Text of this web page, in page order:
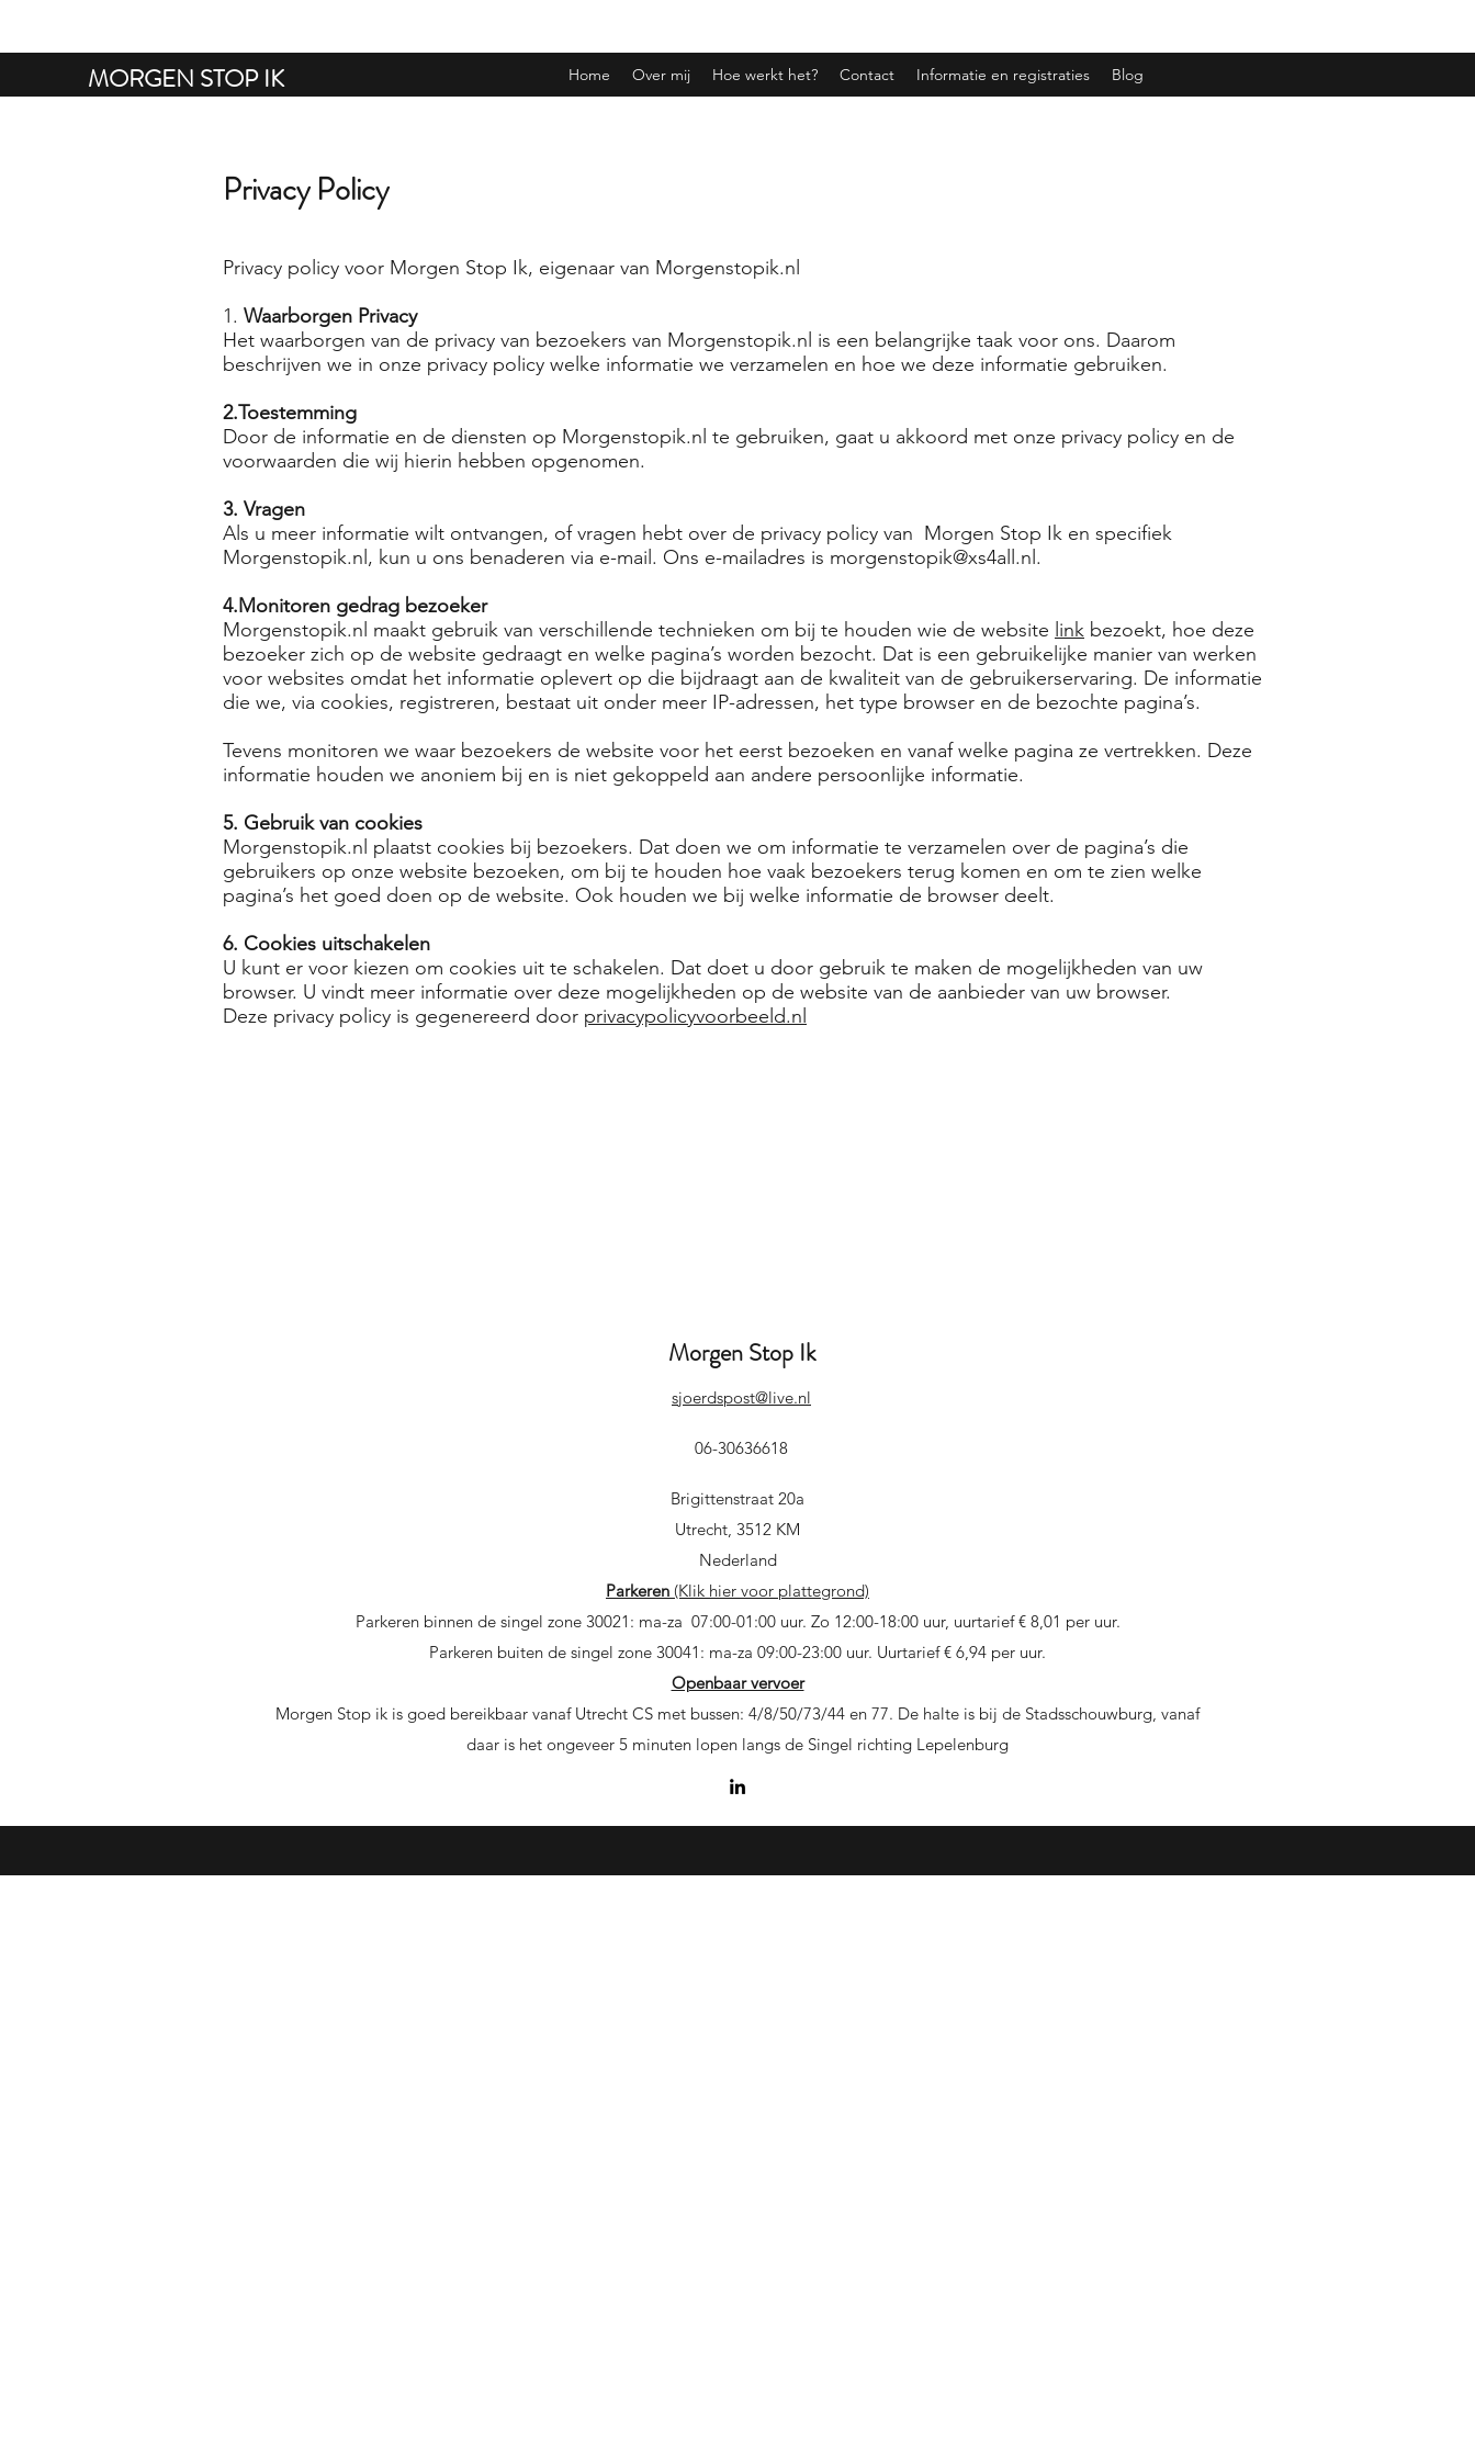
MORGEN STOP IK Home Over mij Hoe werkt het? Contact Informatie en registraties Blog
Privacy Policy
Privacy policy voor Morgen Stop Ik, eigenaar van Morgenstopik.nl
1. Waarborgen Privacy
Het waarborgen van de privacy van bezoekers van Morgenstopik.nl is een belangrijke taak voor ons. Daarom
beschrijven we in onze privacy policy welke informatie we verzamelen en hoe we deze informatie gebruiken.
2.Toestemming
Door de informatie en de diensten op Morgenstopik.nl te gebruiken, gaat u akkoord met onze privacy policy en de
voorwaarden die wij hierin hebben opgenomen.
3. Vragen
Als u meer informatie wilt ontvangen, of vragen hebt over de privacy policy van Morgen Stop Ik en specifiek
Morgenstopik.nl, kun u ons benaderen via e-mail. Ons e-mailadres is morgenstopik@xs4all.nl .
4.Monitoren gedrag bezoeker
Morgenstopik.nl maakt gebruik van verschillende technieken om bij te houden wie de website link bezoekt, hoe deze
bezoeker zich op de website gedraagt en welke pagina’s worden bezocht. Dat is een gebruikelijke manier van werken
voor websites omdat het informatie oplevert op die bijdraagt aan de kwaliteit van de gebruikerservaring. De informatie
die we, via cookies, registreren, bestaat uit onder meer IP-adressen, het type browser en de bezochte pagina’s.
Tevens monitoren we waar bezoekers de website voor het eerst bezoeken en vanaf welke pagina ze vertrekken. Deze
informatie houden we anoniem bij en is niet gekoppeld aan andere persoonlijke informatie.
5. Gebruik van cookies
Morgenstopik.nl plaatst cookies bij bezoekers. Dat doen we om informatie te verzamelen over de pagina’s die
gebruikers op onze website bezoeken, om bij te houden hoe vaak bezoekers terug komen en om te zien welke
pagina’s het goed doen op de website. Ook houden we bij welke informatie de browser deelt.
6. Cookies uitschakelen
U kunt er voor kiezen om cookies uit te schakelen. Dat doet u door gebruik te maken de mogelijkheden van uw
browser. U vindt meer informatie over deze mogelijkheden op de website van de aanbieder van uw browser.
Deze privacy policy is gegenereerd door privacypolicyvoorbeeld.nl
Morgen Stop Ik
sjoerdspost@live.nl
06-30636618
Brigittenstraat 20a
Utrecht, 3512 KM
Nederland
Parkeren (Klik hier voor plattegrond)
Parkeren binnen de singel zone 30021: ma-za 07:00-01:00 uur. Zo 12:00-18:00 uur, uurtarief € 8,01 per uur.
Parkeren buiten de singel zone 30041: ma-za 09:00-23:00 uur. Uurtarief € 6,94 per uur.
Openbaar vervoer
Morgen Stop ik is goed bereikbaar vanaf Utrecht CS met bussen: 4/8/50/73/44 en 77. De halte is bij de Stadsschouwburg, vanaf
daar is het ongeveer 5 minuten lopen langs de Singel richting Lepelenburg